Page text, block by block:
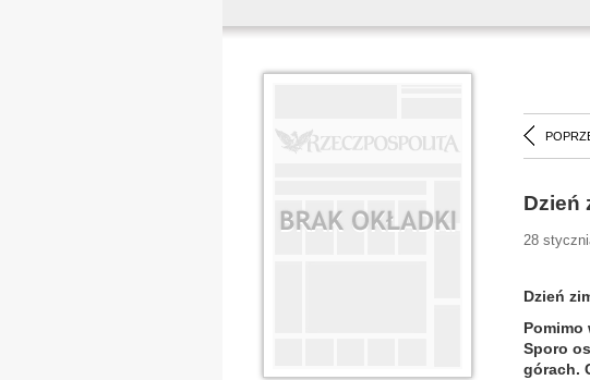
Dzień
28
Dzień
Sporo
górach.